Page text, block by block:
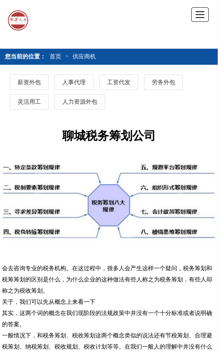
您当前的位置： 首页 > 供应商机
薪资外包 人事代理 工资代发 劳务外包
灵活用工 人力资源外包
聊城税务筹划公司
会去咨询专业的税务机构。在这过程中，很多人会产生这样一个疑问，税务筹划和
税筹筹划的区别是什么，为什么企业的这种做法有些人称之为税务筹划，有些人却
称之为税收筹划。